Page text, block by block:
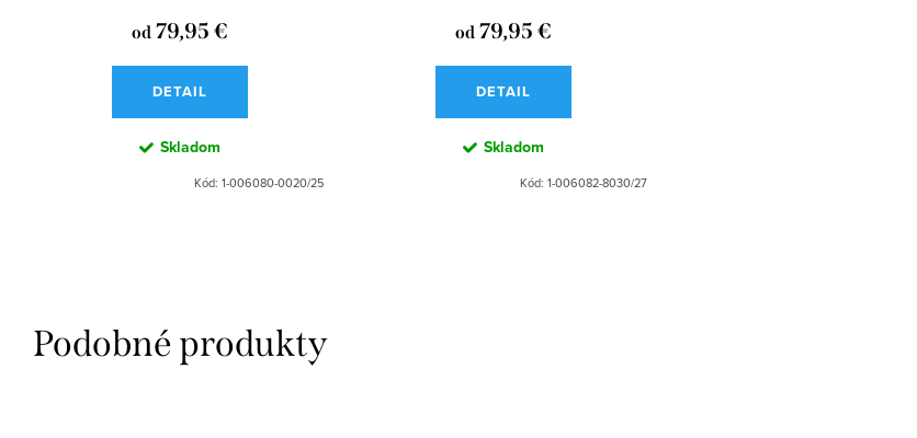
od 79,95 €
DETAIL
Skladom
Kód: 1-006080-0020/25
od 79,95 €
DETAIL
Skladom
Kód: 1-006082-8030/27